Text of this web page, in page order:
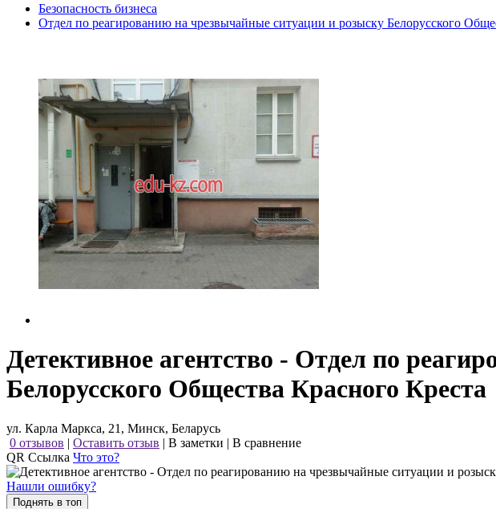
Безопасность бизнеса
Отдел по реагированию на чрезвычайные ситуации и розыску Белорусского
Детективное агентство - Отдел по
Белорусского Общества Красного Креста
ул. Карла Маркса, 21, Минск, Беларусь
0 отзывов | Оставить отзыв | В заметки | В сравнение
QR Ссылка Что это?
Нашли ошибку?
Поднять в топ